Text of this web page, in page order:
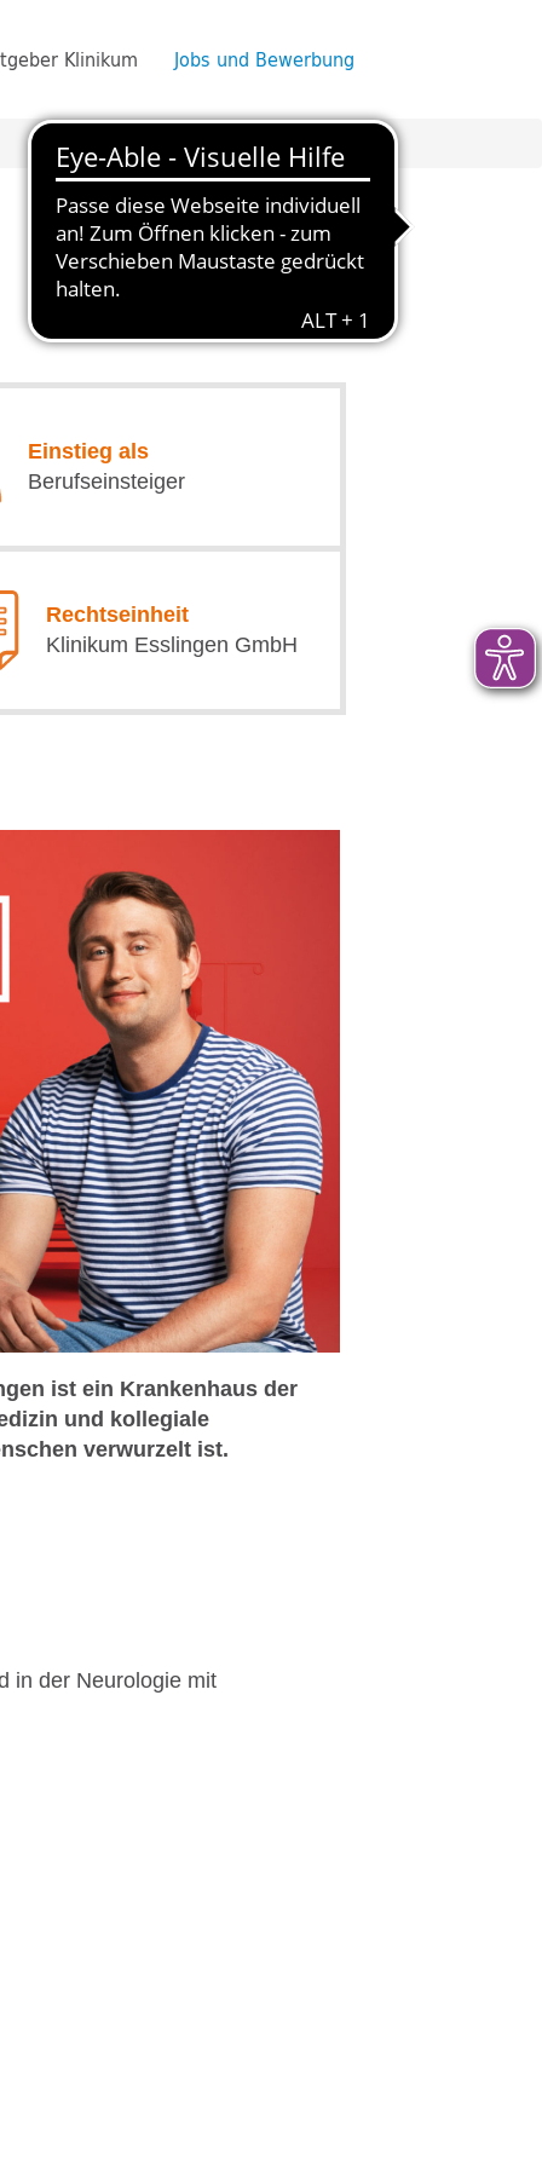
Klinikum Jobs und Bewerbung
Einstieg als
Berufseinsteiger
Rechtseinheit
Klinikum Esslingen GmbH
ist ein Krankenhaus der
und kollegiale
verwurzelt ist.
in der Neurologie mit